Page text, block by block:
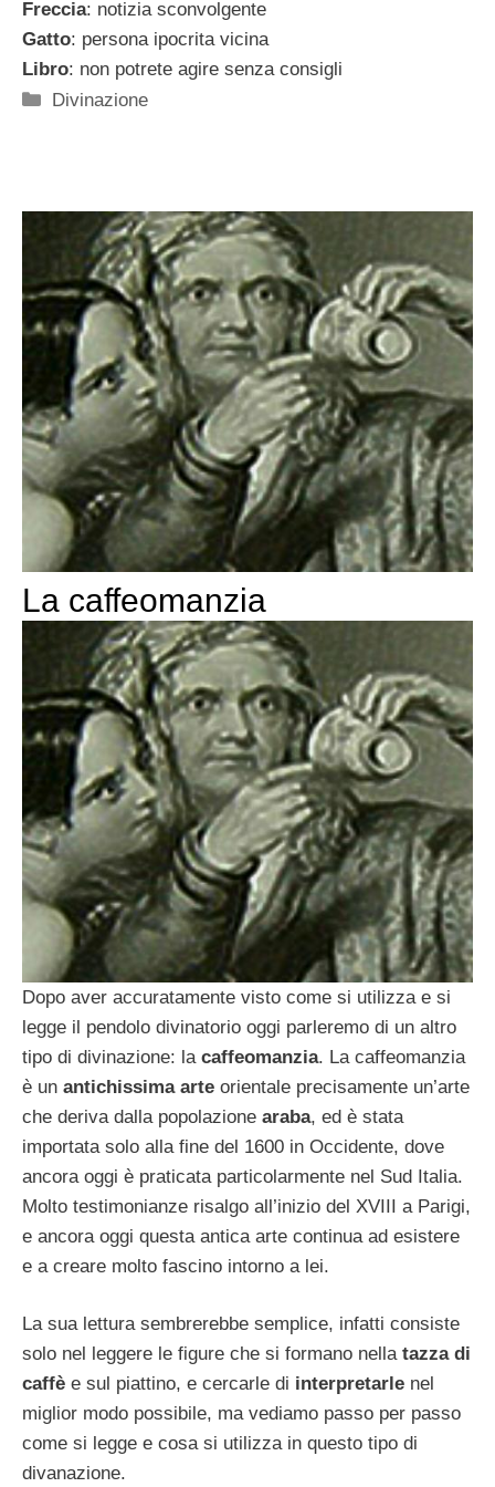
Freccia: notizia sconvolgente
Gatto: persona ipocrita vicina
Libro: non potrete agire senza consigli
Categorie
Divinazione
La caffeomanzia
Dopo aver accuratamente visto come si utilizza e si
legge il pendolo divinatorio oggi parleremo di un altro
tipo di divinazione: la caffeomanzia. La caffeomanzia
è un antichissima arte orientale precisamente un’arte
che deriva dalla popolazione araba, ed è stata
importata solo alla fine del 1600 in Occidente, dove
ancora oggi è praticata particolarmente nel Sud Italia.
Molto testimonianze risalgo all’inizio del XVIII a Parigi,
e ancora oggi questa antica arte continua ad esistere
e a creare molto fascino intorno a lei.
La sua lettura sembrerebbe semplice, infatti consiste
solo nel leggere le figure che si formano nella tazza di
caffè e sul piattino, e cercarle di interpretarle nel
miglior modo possibile, ma vediamo passo per passo
come si legge e cosa si utilizza in questo tipo di
divanazione.